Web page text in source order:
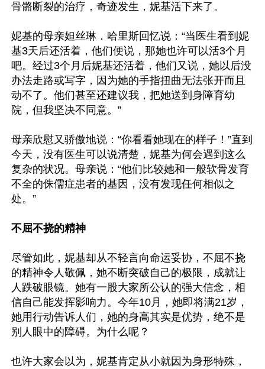
骨骼断裂的治疗，奇迹发生，妮基活下来了。
妮基的母亲妲丝琳．哈里斯回忆说：“当医生看到妮
基3天后还活着，他们便说，那她也许可以活3个月
吧。经过3个月后妮基还活着，他们又说，她以后没
办法走路或写字，因为她的手指扭曲无法张开而且
动不了。他们甚至还建议我，把她送到身障育幼
院，但我坚决不同意。”
母亲欣慰又骄傲地说：“你看看她现在的样子！”直到
今天，没有医生可以说清楚，妮基为何会遇到这么
复杂的状况。母亲说：“他们比较她和一般软骨发育
不全的侏儒症患者的基因，没有发现任何相似之
处。”
不屈不挠的精神
尽管如此，妮基却从不轻言向命运妥协，不屈不挠
的精神令人敬佩，她不断突破自己的极限，成就让
人跌破眼镜。她有一股大家所公认的强大信念，相
信自己能发挥影响力。今年10月，她即将满21岁，
她用行动告诉人们，她的身高其实是优势，绝不是
别人眼中的障碍。为什么呢？
也许大家会以为，妮基肯定从小就因为身形特殊，